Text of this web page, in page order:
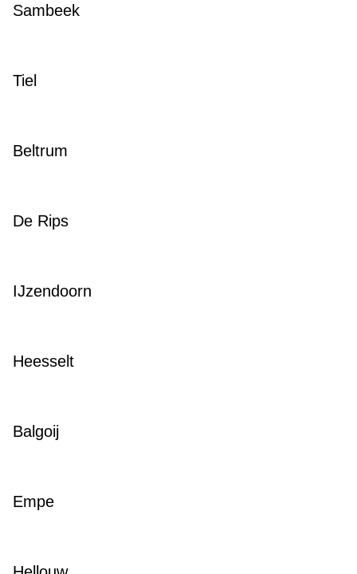
Sambeek
Tiel
Beltrum
De Rips
IJzendoorn
Heesselt
Balgoij
Empe